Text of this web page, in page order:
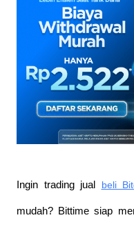
Ingin trading jual beli
mudah? Bittime siap